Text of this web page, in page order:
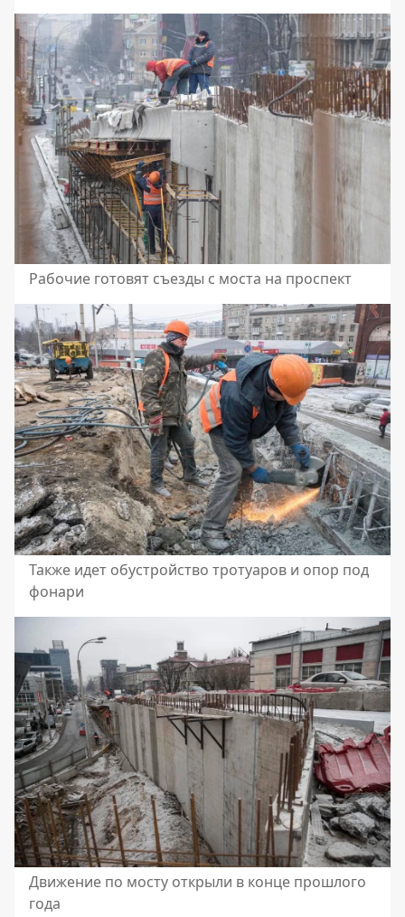
Рабочие готовят съезды с моста на проспект
Также идет обустройство тротуаров и опор под
фонари
Движение по мосту открыли в конце прошлого
года